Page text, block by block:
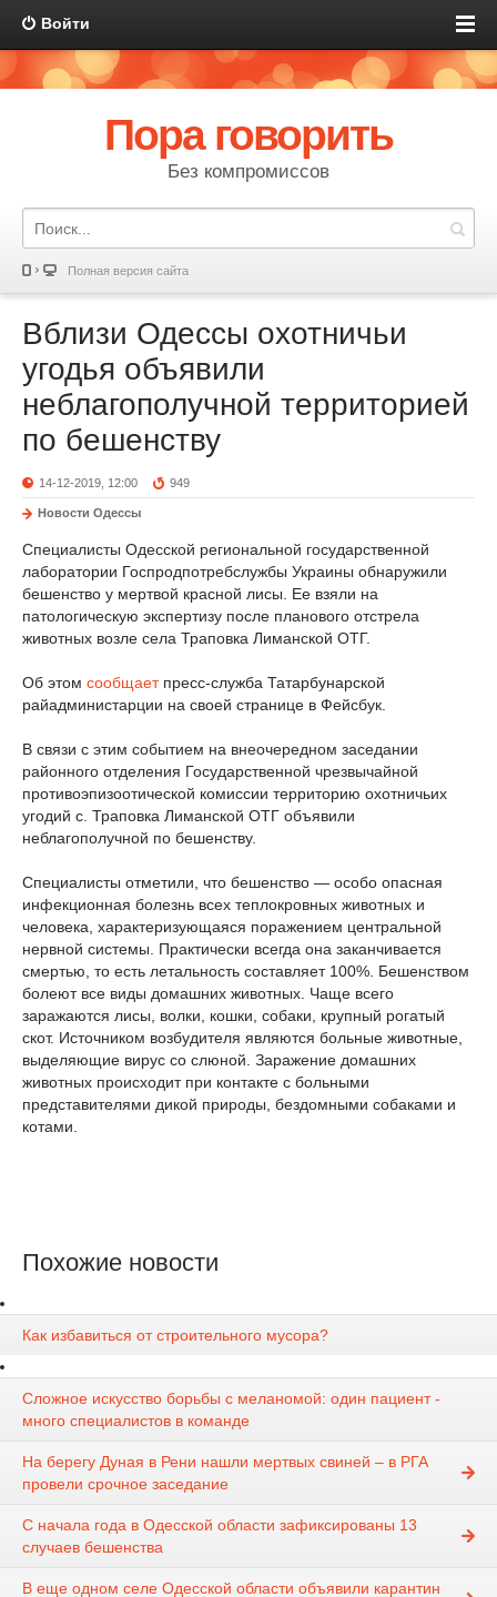
Войти
Пора говорить
Без компромиссов
Полная версия сайта
Вблизи Одессы охотничьи
угодья объявили
неблагополучной территорией
по бешенству
14-12-2019, 12:00 949
Новости Одессы
Специалисты Одесской региональной государственной
лаборатории Госпродпотребслужбы Украины обнаружили
бешенство у мертвой красной лисы. Ее взяли на
патологическую экспертизу после планового отстрела
животных возле села Траповка Лиманской ОТГ.
Об этом сообщает пресс-служба Татарбунарской
райадминистарции на своей странице в Фейсбук.
В связи с этим событием на внеочередном заседании
районного отделения Государственной чрезвычайной
противоэпизоотической комиссии территорию охотничьих
угодий с. Траповка Лиманской ОТГ объявили
неблагополучной по бешенству.
Специалисты отметили, что бешенство — особо опасная
инфекционная болезнь всех теплокровных животных и
человека, характеризующаяся поражением центральной
нервной системы. Практически всегда она заканчивается
смертью, то есть летальность составляет 100%. Бешенством
болеют все виды домашних животных. Чаще всего
заражаются лисы, волки, кошки, собаки, крупный рогатый
скот. Источником возбудителя являются больные животные,
выделяющие вирус со слюной. Заражение домашних
животных происходит при контакте с больными
представителями дикой природы, бездомными собаками и
котами.
Похожие новости
Как избавиться от строительного мусора?
Сложное искусство борьбы с меланомой: один пациент -
много специалистов в команде
На берегу Дуная в Рени нашли мертвых свиней – в РГА
провели срочное заседание
С начала года в Одесской области зафиксированы 13
случаев бешенства
В еще одном селе Одесской области объявили карантин